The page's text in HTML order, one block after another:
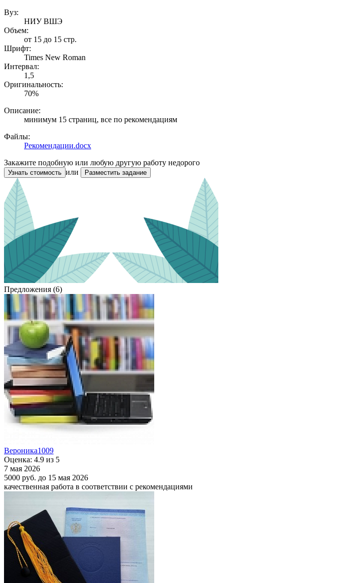
Вуз:
НИУ ВШЭ
Объем:
от 15 до 15 стр.
Шрифт:
Times New Roman
Интервал:
1,5
Оригинальность:
70%
Описание:
минимум 15 страниц, все по рекомендациям
Файлы:
Рекомендации.docx
Закажите подобную или любую другую работу недорого
Узнать стоимость или Разместить задание
Предложения (6)
Вероника1009
Оценка: 4.9 из 5
7 мая 2026
5000 руб. до 15 мая 2026
качественная работа в соответствии с рекомендациями